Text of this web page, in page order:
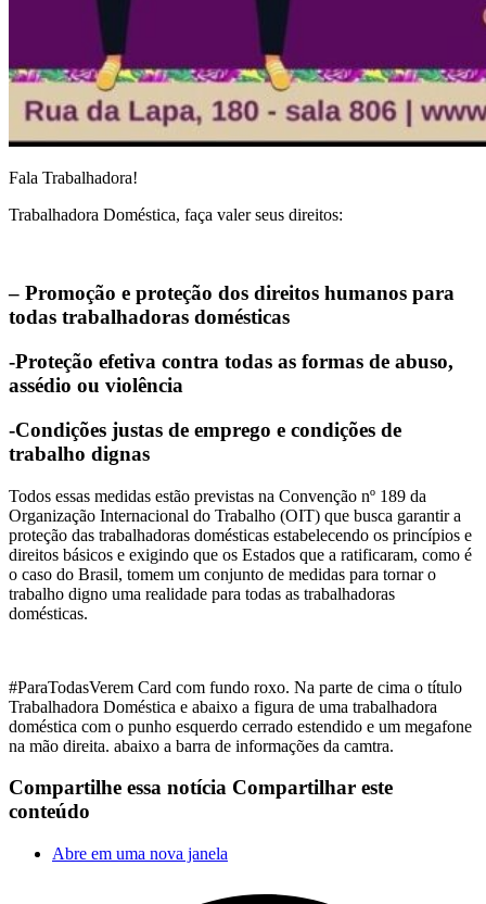
Fala Trabalhadora!
Trabalhadora Doméstica, faça valer seus direitos:
– Promoção e proteção dos direitos humanos para
todas trabalhadoras domésticas
-Proteção efetiva contra todas as formas de abuso,
assédio ou violência
-Condições justas de emprego e condições de
trabalho dignas
Todos essas medidas estão previstas na Convenção nº 189 da
Organização Internacional do Trabalho (OIT) que busca garantir a
proteção das trabalhadoras domésticas estabelecendo os princípios e
direitos básicos e exigindo que os Estados que a ratificaram, como é
o caso do Brasil, tomem um conjunto de medidas para tornar o
trabalho digno uma realidade para todas as trabalhadoras
domésticas.
#ParaTodasVerem Card com fundo roxo. Na parte de cima o título
Trabalhadora Doméstica e abaixo a figura de uma trabalhadora
doméstica com o punho esquerdo cerrado estendido e um megafone
na mão direita. abaixo a barra de informações da camtra.
Compartilhe essa notícia Compartilhar este
conteúdo
Abre em uma nova janela